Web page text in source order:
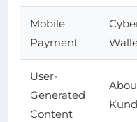
Mobile
Payment
User-
Generated
Content